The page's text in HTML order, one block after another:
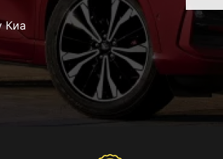
Киа